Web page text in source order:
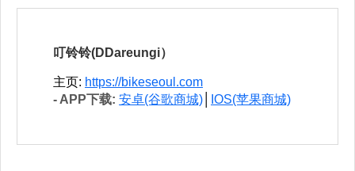
叮铃铃(DDareungi）
主页: https://bikeseoul.com
- APP下载: 安卓(谷歌商城) IOS(苹果商城)